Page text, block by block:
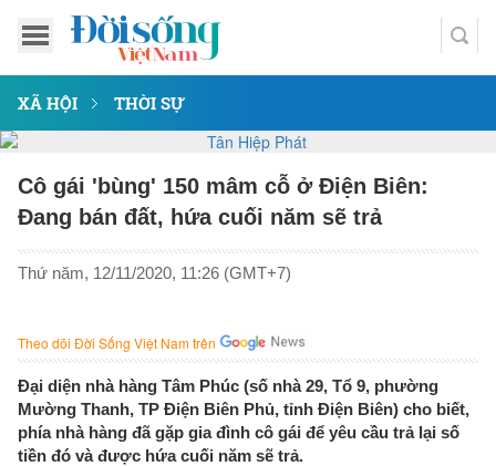
XÃ HỘI THỜI SỰ
Cô gái 'bùng' 150 mâm cỗ ở Điện Biên:
Đang bán đất, hứa cuối năm sẽ trả
Thứ năm, 12/11/2020, 11:26 (GMT+7)
Theo dõi Đời Sống Việt Nam trên
Đại diện nhà hàng Tâm Phúc (số nhà 29, Tổ 9, phường
Mường Thanh, TP Điện Biên Phủ, tỉnh Điện Biên) cho biết,
phía nhà hàng đã gặp gia đình cô gái để yêu cầu trả lại số
tiền đó và được hứa cuối năm sẽ trả.